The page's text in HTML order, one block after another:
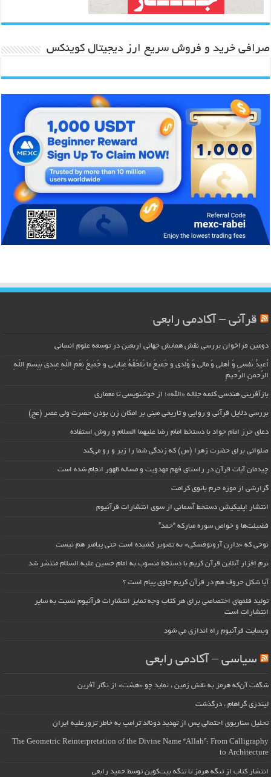
صرافی خرید و فروش سریع ارز دیجیتال کوینکس
قرآنی – آکادمی رابعی
دومین فراخوان بررسی نقش همایش جهانی اربعین در توسعه علوم انسانی
اُعیذُ نَفسی وَ أهلی وَ مالی وَ وُلدی و جَمیعَ ما تَلحَقُهُ عِنایتی و جَمیعَ نِعَمِ اللّهِ عِندی بِبِسمِ اللّهِ
الرَّحمنِ الرَّحیمِ
بازآفرینی هندسی کلمه جلاله «الله»؛ از خوشنویسی تا معماری
بررسی دلایل قرآنی و روایی و تاریخی مبنی بر امکان زن بودن حضرت ولی عصر (عج)
دعای حرز امام جواد با دستخط امام رضا علیهما السلام و روش استفاده
صلواتی برای حضرت زهرا (س) که زندگی شما را زیر و رو می‌کند
چیدمان آیات قرآن در راستای فهم مهدویت و مساله ظهور انجام شده است
گزارشی از موزه حرم بانوی کرامت
انتشار اپلیکیشن دستخط آسمانی از سوی انتشارات قرآنیوم
فضیلت‌ها و خواص سوره مبارکه “حمد”
نوحی که «دارِن آرونوفسکی» به تصویر کشیده است حتی پیامبر هم نیست
نرم افزار آنلاین قرآن کریم با دستخط منسوب به امام حسین علیه السلام منتشر شد
آیا شکل حروف هم در قرآن کریم حاوی پیام است ؟
تولید قلمهای اختصاصی برای هر کتاب وجه تمایز انتشارات قرآنیوم نسبت به سایر
انتشارات است
وبسایت قرآنیوم راه اندازی می شود
سیاسی – آکادمی رابعی
شگفت آن‌که هرمز به نقش زمین ، نماید چو «هشت» از نگار آفرین
لیندزی گراهام ، درگذشت
تحلیل سناریوی احتمالی پس از تهدید دونالد ترامپ به خاطر ترورعلیه ایران
The Geometric Reinterpretation of the Divine Name “Allah”: From Calligraphy
to Architecture
انتشار کتاب از تنگه هرمز تا تنگه بیت‌کوین توسط حمید رابعی